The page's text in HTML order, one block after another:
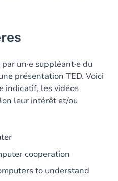
un·e suppléant·e du
présentation TED. Voici
indicatif, les vidéos
leur intérêt et/ou
cooperation
to understand